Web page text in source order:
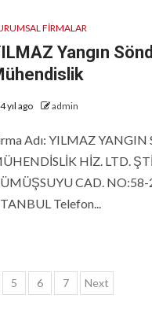
FIRMALAR
Yangın
yıl ago admin
Adı: YILMAZ YANGIN
HİZ. LTD.
CAD.
Telefon...
5 6 7 Next